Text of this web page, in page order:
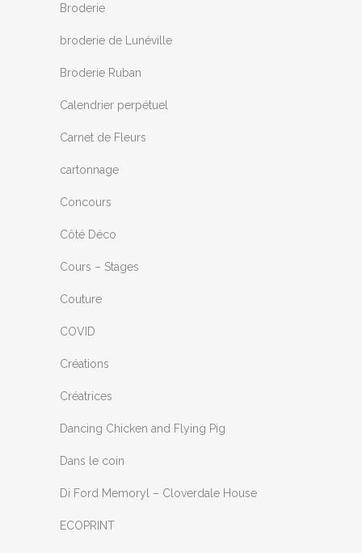
Broderie
broderie de Lunéville
Broderie Ruban
Calendrier perpétuel
Carnet de Fleurs
cartonnage
Concours
Côté Déco
Cours – Stages
Couture
COVID
Créations
Créatrices
Dancing Chicken and Flying Pig
Dans le coin
Di Ford Memoryl – Cloverdale House
ECOPRINT